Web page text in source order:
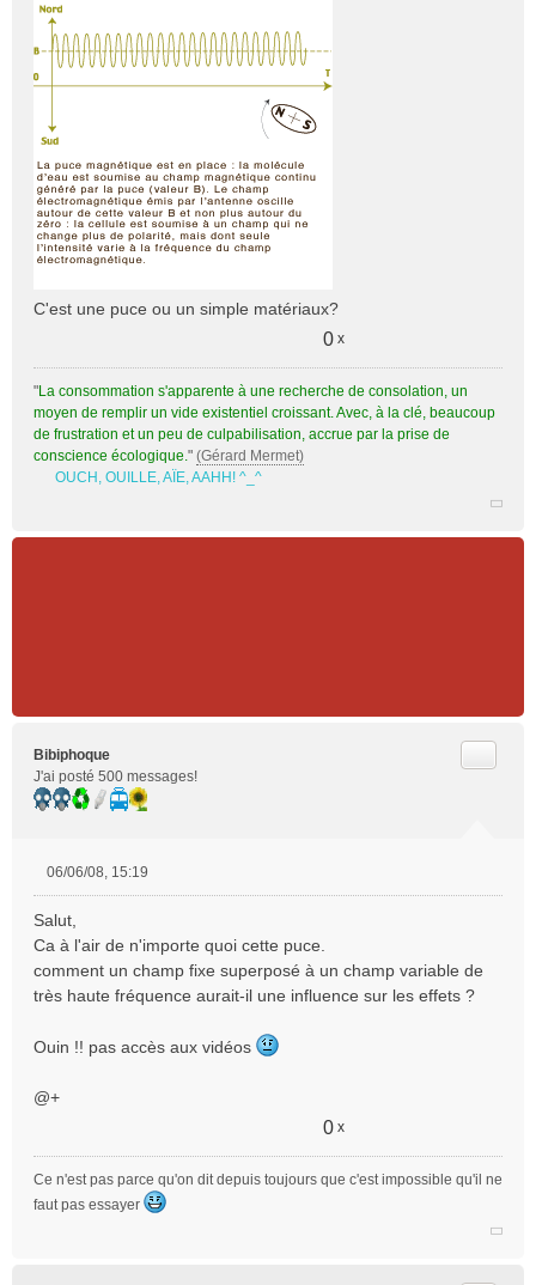
C'est une puce ou un simple matériaux?
0 x
"La consommation s'apparente à une recherche de consolation, un
moyen de remplir un vide existentiel croissant. Avec, à la clé, beaucoup
de frustration et un peu de culpabilisation, accrue par la prise de
conscience écologique." (Gérard Mermet)
OUCH, OUILLE, AÏE, AAHH! ^_^
Bibiphoque
J'ai posté 500 messages!
s
s
a
g
l
06/06/08, 15:19
Salut,
Ca à l'air de n'importe quoi cette puce.
comment un champ fixe superposé à un champ variable de
très haute fréquence aurait-il une influence sur les effets ?
Ouin !! pas accès aux vidéos
@+
0 x
Ce n'est pas parce qu'on dit depuis toujours que c'est impossible qu'il ne
faut pas essayer